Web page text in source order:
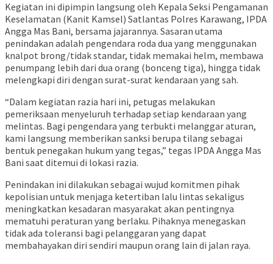
Kegiatan ini dipimpin langsung oleh Kepala Seksi Pengamanan
Keselamatan (Kanit Kamsel) Satlantas Polres Karawang, IPDA
Angga Mas Bani, bersama jajarannya. Sasaran utama
penindakan adalah pengendara roda dua yang menggunakan
knalpot brong/tidak standar, tidak memakai helm, membawa
penumpang lebih dari dua orang (bonceng tiga), hingga tidak
melengkapi diri dengan surat-surat kendaraan yang sah.
“Dalam kegiatan razia hari ini, petugas melakukan
pemeriksaan menyeluruh terhadap setiap kendaraan yang
melintas. Bagi pengendara yang terbukti melanggar aturan,
kami langsung memberikan sanksi berupa tilang sebagai
bentuk penegakan hukum yang tegas,” tegas IPDA Angga Mas
Bani saat ditemui di lokasi razia.
Penindakan ini dilakukan sebagai wujud komitmen pihak
kepolisian untuk menjaga ketertiban lalu lintas sekaligus
meningkatkan kesadaran masyarakat akan pentingnya
mematuhi peraturan yang berlaku. Pihaknya menegaskan
tidak ada toleransi bagi pelanggaran yang dapat
membahayakan diri sendiri maupun orang lain di jalan raya.